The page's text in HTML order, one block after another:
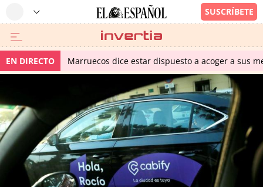
EN DIRECTO Marruecos dice estar dispuesto a acoger a sus